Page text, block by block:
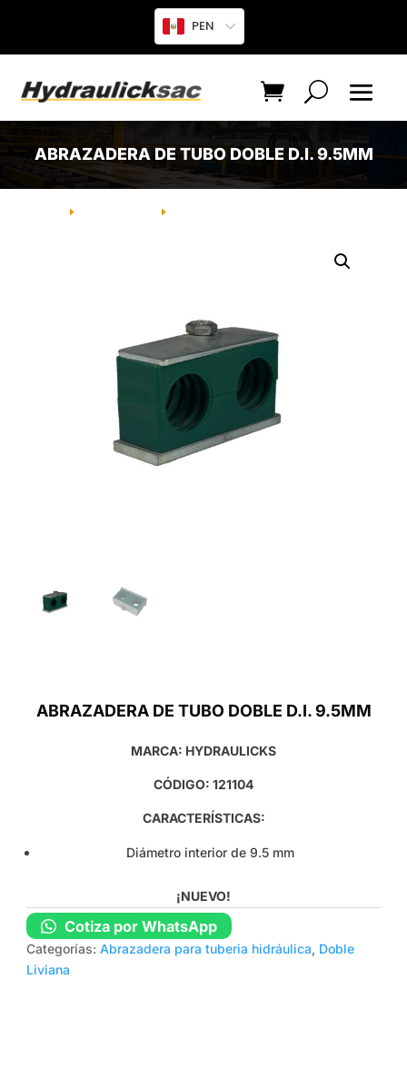
PEN
ABRAZADERA DE TUBO DOBLE D.I. 9.5MM
E E
ABRAZADERA DE TUBO DOBLE D.I. 9.5MM
MARCA: HYDRAULICKS
CÓDIGO: 121104
CARACTERÍSTICAS:
Diámetro interior de 9.5 mm
¡NUEVO!
Cotiza por WhatsApp
Categorías:Abrazadera para tuberia hidráulica, Doble
Liviana